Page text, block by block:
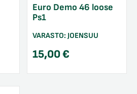
Euro Demo 46 loose
Ps1
VARASTO: JOENSUU
15,00€